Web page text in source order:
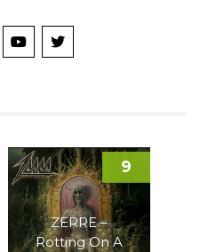
ZERRE –
Rotting On A
9